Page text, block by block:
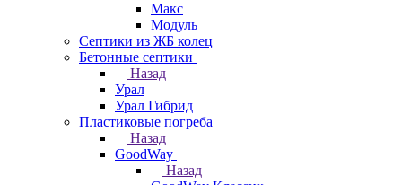
Макс
Модуль
Септики из ЖБ колец
Бетонные септики
Назад
Урал
Урал Гибрид
Пластиковые погреба
Назад
GoodWay
Назад